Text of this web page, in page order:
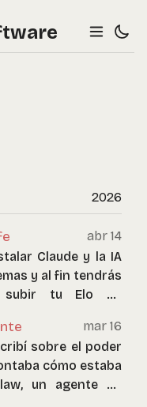
2026
abr 14
Claude y la IA
y al fin tendrás
tu Elo en
mar 16
sobre el poder
cómo estaba
un agente de